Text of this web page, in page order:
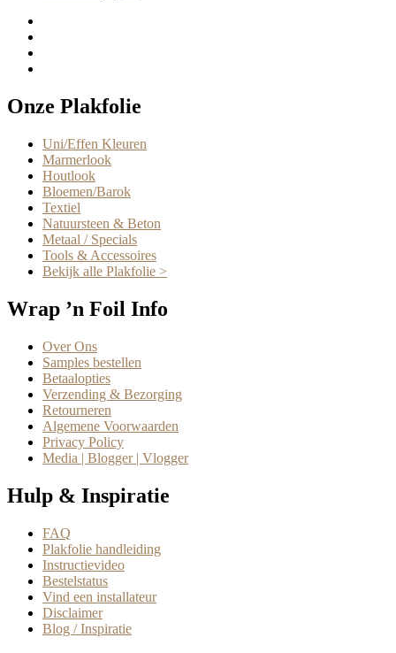
Onze Plakfolie
Uni/Effen Kleuren
Marmerlook
Houtlook
Bloemen/Barok
Textiel
Natuursteen & Beton
Metaal / Specials
Tools & Accessoires
Bekijk alle Plakfolie >
Wrap ’n Foil Info
Over Ons
Samples bestellen
Betaalopties
Verzending & Bezorging
Retourneren
Algemene Voorwaarden
Privacy Policy
Media | Blogger | Vlogger
Hulp & Inspiratie
FAQ
Plakfolie handleiding
Instructievideo
Bestelstatus
Vind een installateur
Disclaimer
Blog / Inspiratie